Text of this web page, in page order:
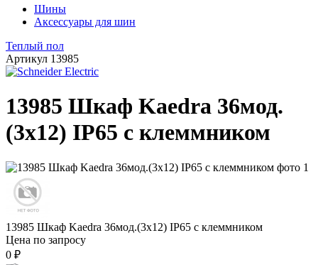
Шины
Аксессуары для шин
Теплый пол
Артикул 13985
13985 Шкаф Kaedra 36мод.
(3х12) IP65 c клеммником
13985 Шкаф Kaedra 36мод.(3х12) IP65 c клеммником
Цена по запросу
0 ₽